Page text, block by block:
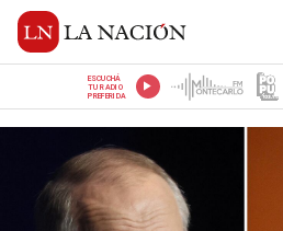
ESCUCHÁ
TU RADIO
PREFERIDA